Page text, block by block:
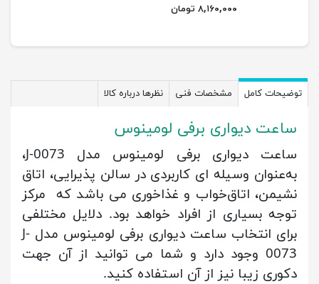
۸,۱۶۰,۰۰۰ تومان
توضیحات کامل مشخصات فنی نظرها درباره کالا
ساعت دیواری برفی لومینوس
ساعت دیواری برفی لومینوس مدل J-0073،
به‌عنوان وسیله ای کاربردی در سالن پذیرایی، اتاق
نشیمن، اتاق‌خواب و غذاخوری می باشد که مرکز
توجه بسیاری از افراد خواهد بود. دلایل مختلفی
برای انتخاب ساعت دیواری برفی لومینوس مدل J-
0073 وجود دارد و شما می توانید از آن جهت
دکوری زیبا نیز از آن استفاده کنید.